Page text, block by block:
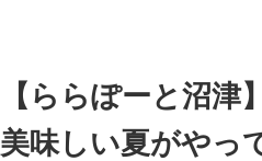
【ららぽーと沼津
美味しい夏がやっ